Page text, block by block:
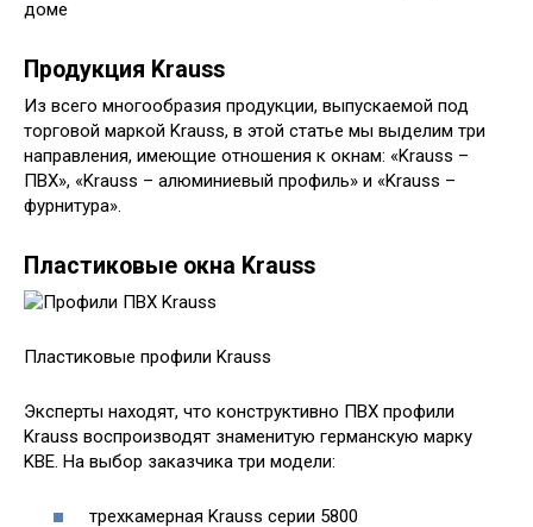
Продукция Krauss
Из всего многообразия продукции, выпускаемой под
торговой маркой Krauss, в этой статье мы выделим три
направления, имеющие отношения к окнам: «Krauss –
ПВХ», «Krauss – алюминиевый профиль» и «Krauss –
фурнитура».
Пластиковые окна Krauss
Пластиковые профили Krauss
Эксперты находят, что конструктивно ПВХ профили
Krauss воспроизводят знаменитую германскую марку
KBE. На выбор заказчика три модели:
трехкамерная Krauss серии 5800